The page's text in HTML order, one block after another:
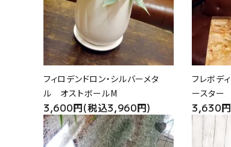
フィロデンドロン・シルバーメタ
ル オストボールM
3,600円(税込3,960円)
フレボデ
ースター
3,630
favorite